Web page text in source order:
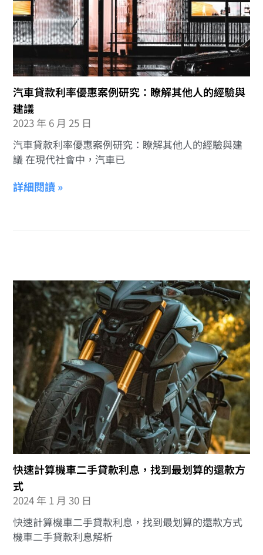
汽車貸款利率優惠案例研究：瞭解其他人的經驗與
建議
2023 年 6 月 25 日
汽車貸款利率優惠案例研究：瞭解其他人的經驗與建
議 在現代社會中，汽車已
詳細閱讀 »
快速計算機車二手貸款利息，找到最划算的還款方
式
2024 年 1 月 30 日
快速計算機車二手貸款利息，找到最划算的還款方式
機車二手貸款利息解析